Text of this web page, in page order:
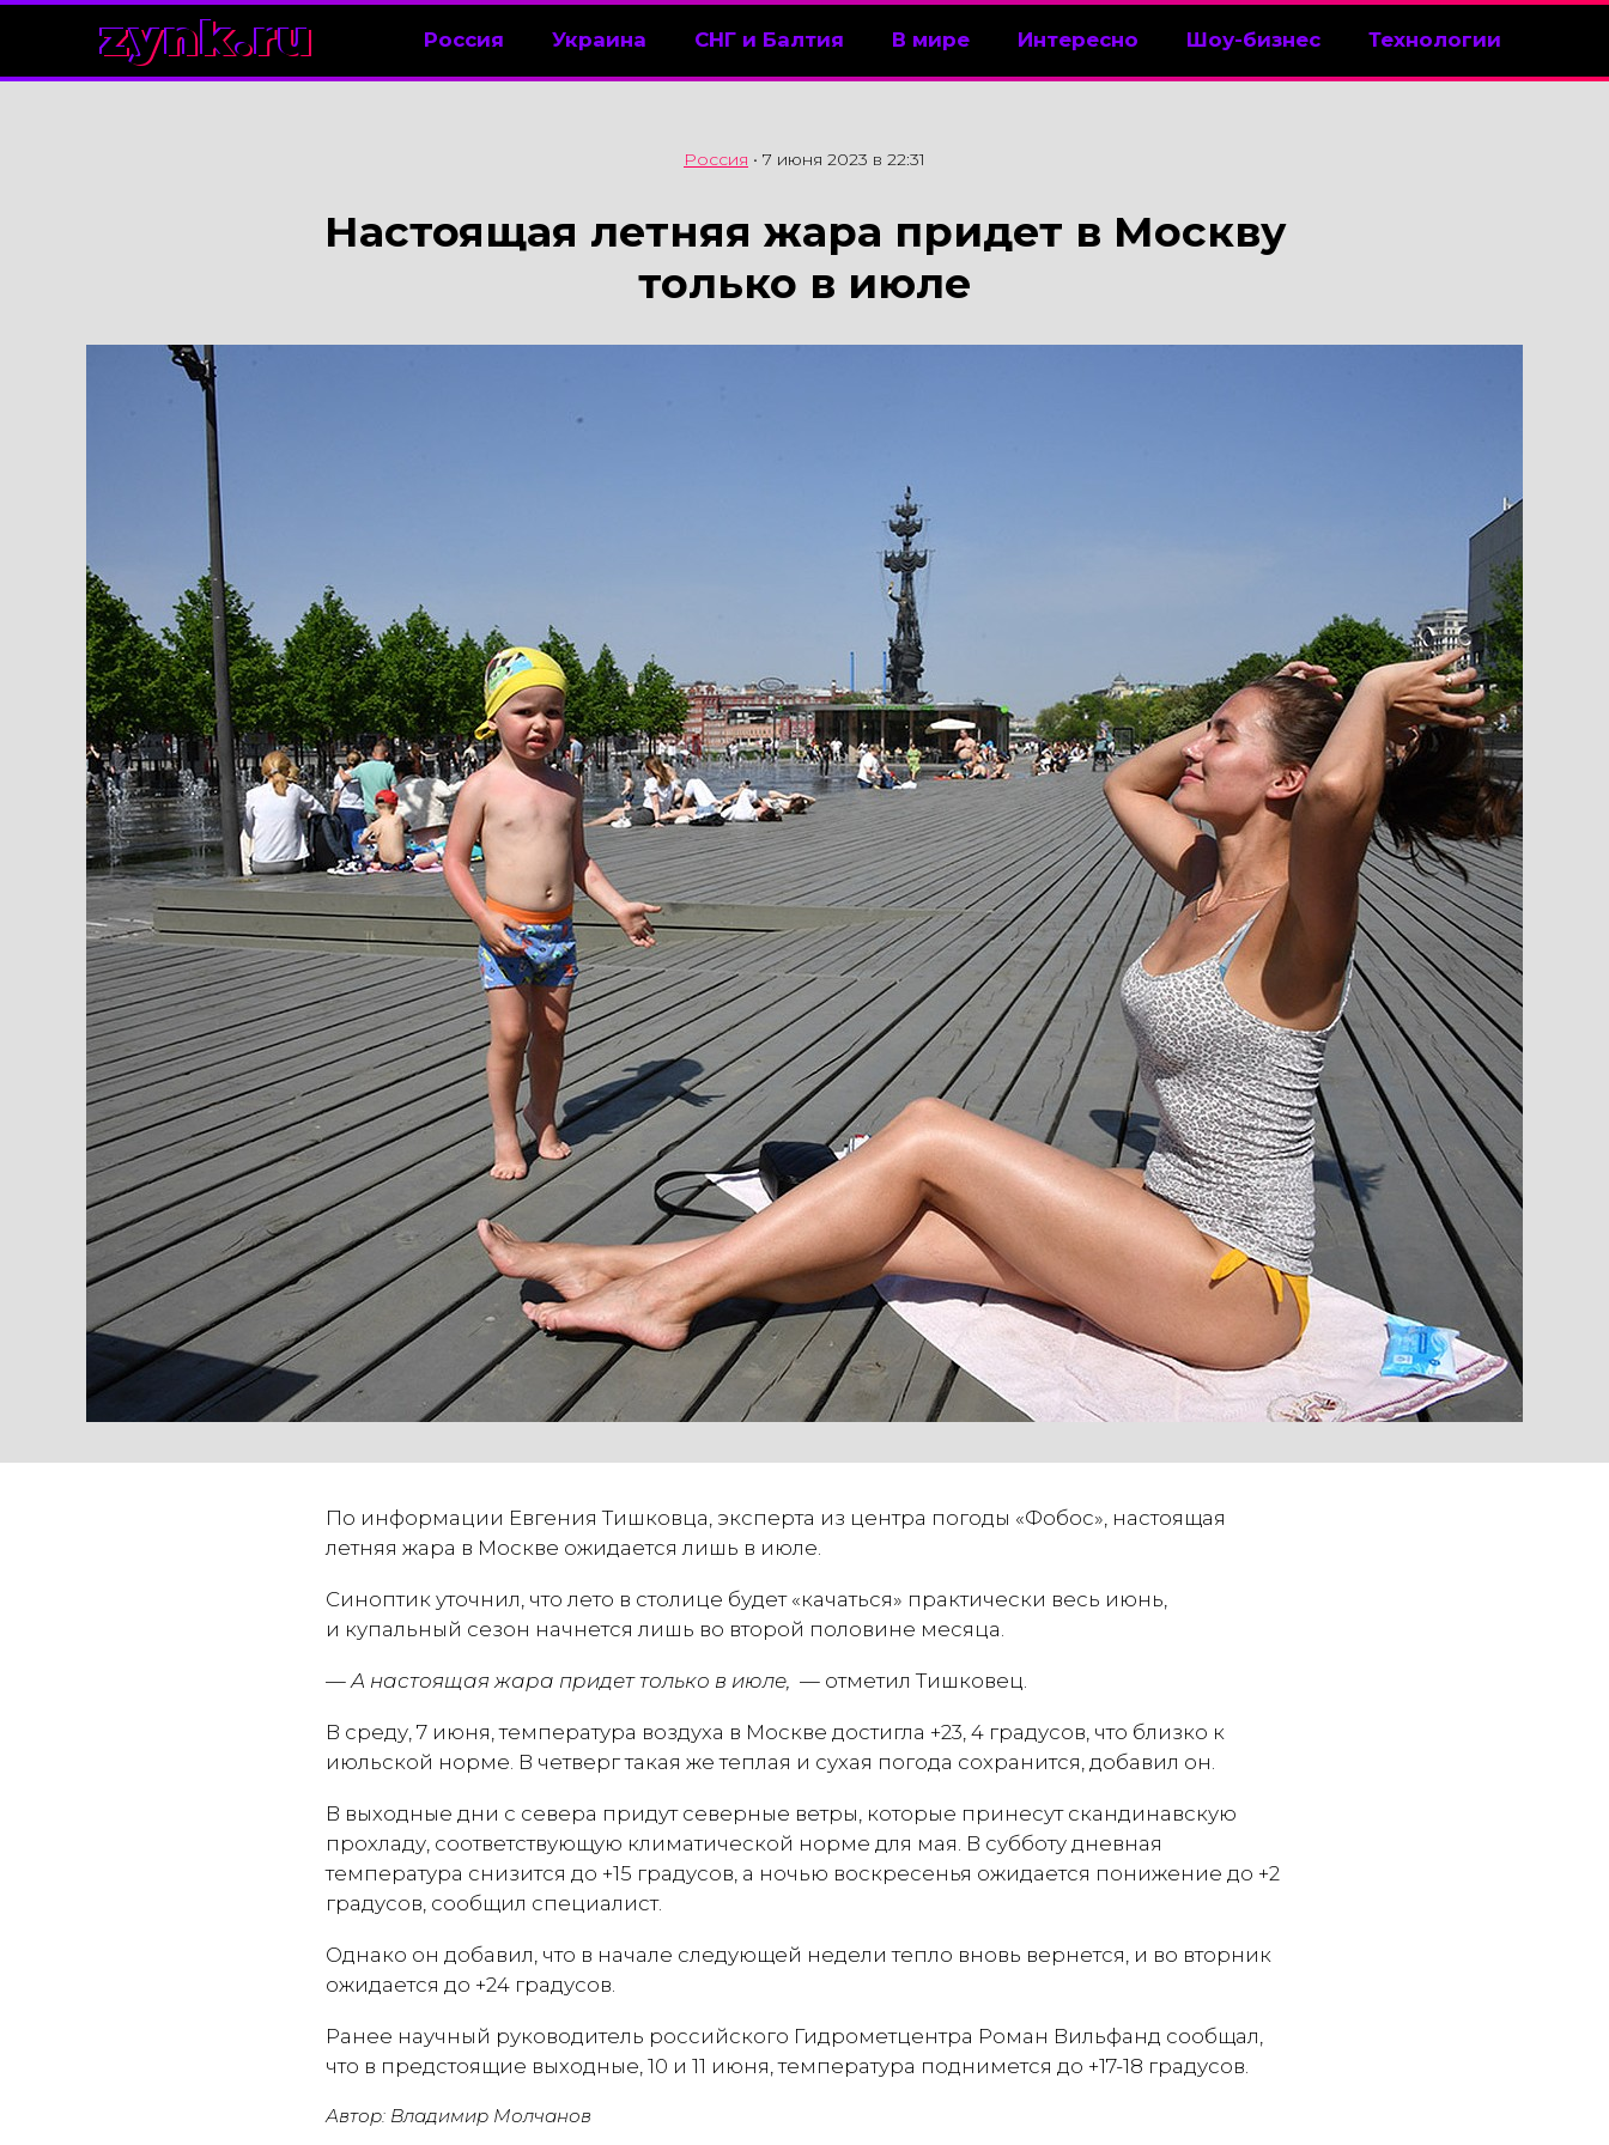
zynk.ru Россия Украина СНГ и Балтия В мире Интересно Шоу-бизнес Технологии
Россия • 7 июня 2023 в 22:31
Настоящая летняя жара придет в Москву
только в июле
По информации Евгения Тишковца, эксперта из центра погоды «Фобос», настоящая
летняя жара в Москве ожидается лишь в июле.
Синоптик уточнил, что лето в столице будет «качаться» практически весь июнь,
и купальный сезон начнется лишь во второй половине месяца.
— А настоящая жара придет только в июле, — отметил Тишковец.
В среду, 7 июня, температура воздуха в Москве достигла +23, 4 градусов, что близко к
июльской норме. В четверг такая же теплая и сухая погода сохранится, добавил он.
В выходные дни с севера придут северные ветры, которые принесут скандинавскую
прохладу, соответствующую климатической норме для мая. В субботу дневная
температура снизится до +15 градусов, а ночью воскресенья ожидается понижение до +2
градусов, сообщил специалист.
Однако он добавил, что в начале следующей недели тепло вновь вернется, и во вторник
ожидается до +24 градусов.
Ранее научный руководитель российского Гидрометцентра Роман Вильфанд сообщал,
что в предстоящие выходные, 10 и 11 июня, температура поднимется до +17-18 градусов.
Автор: Владимир Молчанов